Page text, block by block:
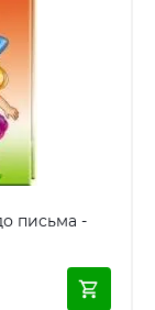
письма -